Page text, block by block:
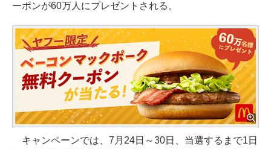
ーポンが60万人にプレゼントされる。
キャンペーンでは、7月24日～30日、当選するまで1日